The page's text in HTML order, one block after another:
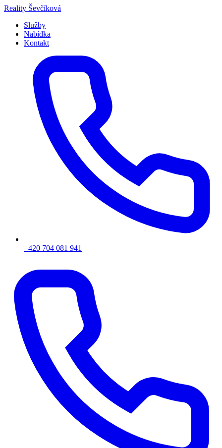
Přeskočit
obsah
Reality Ševčíková
Služby
Nabídka
Kontakt
+420 704 081 941